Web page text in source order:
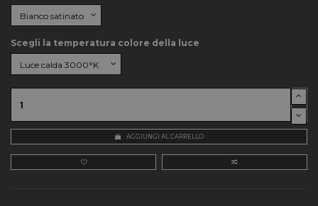
Scegli la temperatura colore della luce
AGGIUNGI AL CARRELLO